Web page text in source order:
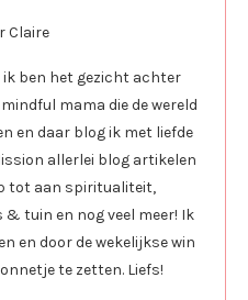
ik ben het gezicht achter
mama die de wereld
en daar blog ik met liefde
allerlei blog artikelen
tot aan spiritualiteit,
tuin en nog veel meer! Ik
en door de wekelijkse win
te zetten. Liefs!